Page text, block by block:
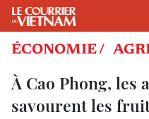
ÉCONOMIE /
À Cao Phong,
savourent les